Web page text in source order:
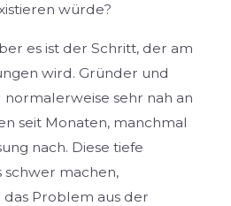
würde?
es ist der Schritt, der am
wird. Gründer und
sehr nah an
seit Monaten, manchmal
nach. Diese tiefe
schwer machen,
Problem aus der